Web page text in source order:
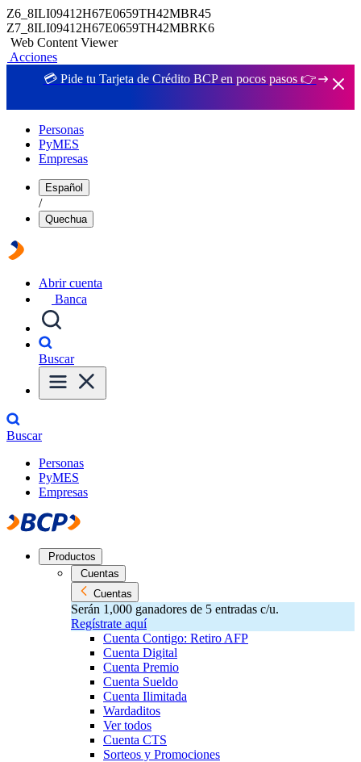
Z6_8ILI09412H67E0659TH42MBR45
Z7_8ILI09412H67E0659TH42MBRK6
Web Content Viewer
Acciones
💳 Pide tu Tarjeta de Crédito BCP en pocos pasos 👉
Personas
PyMES
Empresas
Español
/
Quechua
Abrir cuenta
Banca
Buscar
Buscar
Personas
PyMES
Empresas
Productos
Cuentas
Cuentas
Serán 1,000 ganadores de 5 entradas c/u.
Regístrate aquí
Cuenta Contigo: Retiro AFP
Cuenta Digital
Cuenta Premio
Cuenta Sueldo
Cuenta Ilimitada
Wardaditos
Ver todos
Cuenta CTS
Sorteos y Promociones